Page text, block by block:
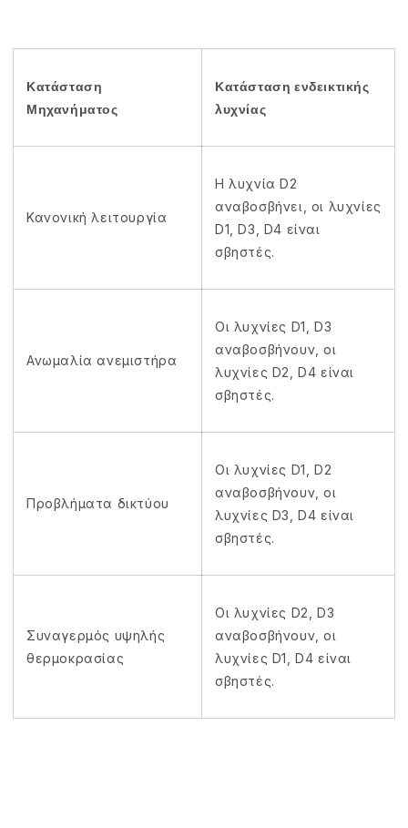
Κατάσταση
Μηχανήματος
Κατάσταση ενδεικτικής
λυχνίας
Κανονική λειτουργία
Η λυχνία D2
αναβοσβήνει, οι λυχνίες
D1, D3, D4 είναι
σβηστές.
Ανωμαλία ανεμιστήρα
Οι λυχνίες D1, D3
αναβοσβήνουν, οι
λυχνίες D2, D4 είναι
σβηστές.
Προβλήματα δικτύου
Οι λυχνίες D1, D2
αναβοσβήνουν, οι
λυχνίες D3, D4 είναι
σβηστές.
Συναγερμός υψηλής
θερμοκρασίας
Οι λυχνίες D2, D3
αναβοσβήνουν, οι
λυχνίες D1, D4 είναι
σβηστές.